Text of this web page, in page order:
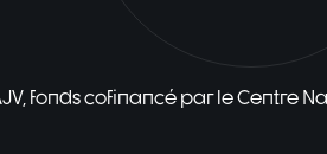
fonds cofinancé par le Centre